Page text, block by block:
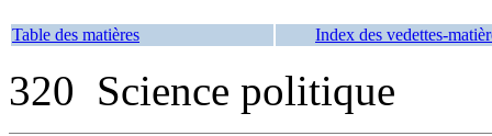
Table des matières Index des vedettes-
320 Science politique